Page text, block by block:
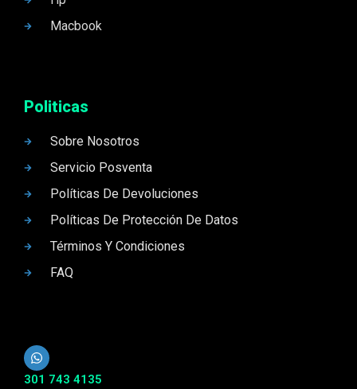
Macbook
Politicas
Sobre Nosotros
Servicio Posventa
Políticas De Devoluciones
Políticas De Protección De Datos
Términos Y Condiciones
FAQ
301 743 4135